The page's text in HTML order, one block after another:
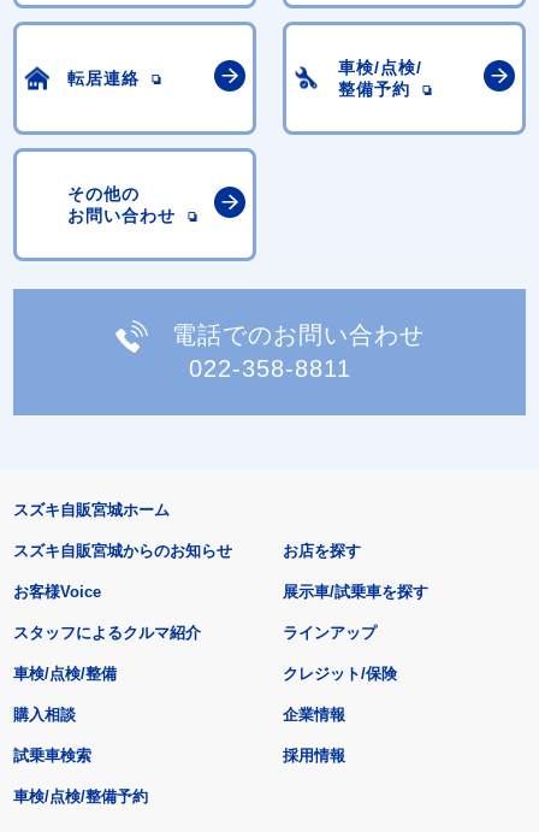
転居連絡
車検/点検/
整備予約
その他の
お問い合わせ
電話でのお問い合わせ
022-358-8811
スズキ自販宮城ホーム
スズキ自販宮城からのお知らせ
お客様Voice
スタッフによるクルマ紹介
お店を探す
展示車/試乗車を探す
ラインアップ
車検/点検/整備 クレジット/保険
購入相談
試乗車検索
車検/点検/整備予約
企業情報
採用情報